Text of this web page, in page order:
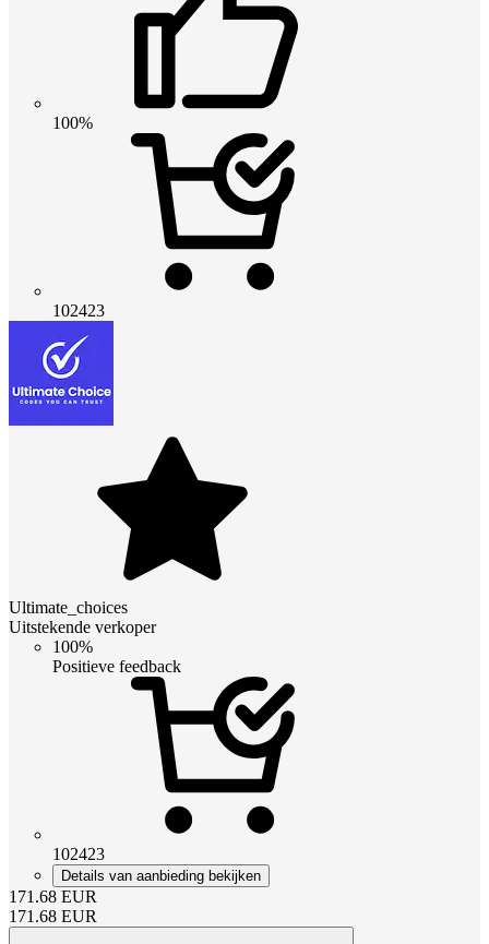
100%
102423
Ultimate_choices
Uitstekende verkoper
100%
Positieve feedback
102423
Details van aanbieding bekijken
171.68 EUR
171.68 EUR